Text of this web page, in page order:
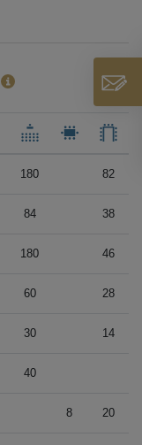
180 82
84 38
180 46
60 28
30 14
40
8 20